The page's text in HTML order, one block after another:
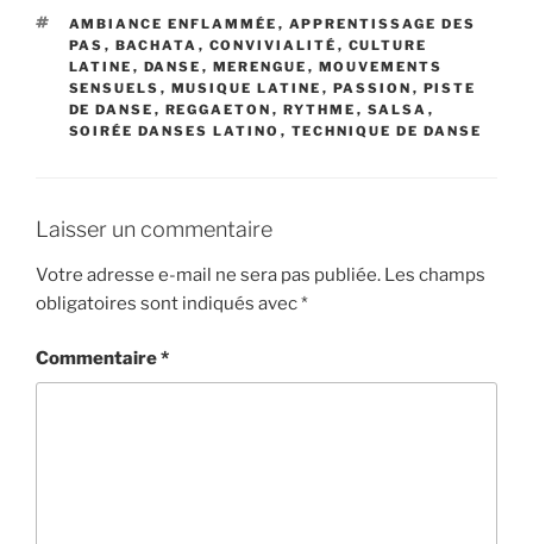
ÉTIQUETTES
AMBIANCE ENFLAMMÉE , APPRENTISSAGE DES
PAS , BACHATA , CONVIVIALITÉ , CULTURE
LATINE , DANSE , MERENGUE , MOUVEMENTS
SENSUELS , MUSIQUE LATINE , PASSION , PISTE
DE DANSE , REGGAETON , RYTHME , SALSA ,
SOIRÉE DANSES LATINO , TECHNIQUE DE DANSE
Laisser un commentaire
Votre adresse e-mail ne sera pas publiée. Les champs
obligatoires sont indiqués avec*
Commentaire*